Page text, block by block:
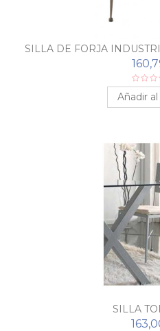
SILLA DE FORJA
DE
Añadir
SILLA